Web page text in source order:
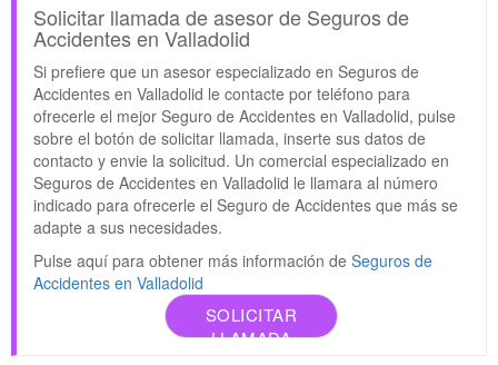
Solicitar llamada de asesor de Seguros de
Accidentes en Valladolid
Si prefiere que un asesor especializado en Seguros de
Accidentes en Valladolid le contacte por teléfono para
ofrecerle el mejor Seguro de Accidentes en Valladolid, pulse
sobre el botón de solicitar llamada, inserte sus datos de
contacto y envie la solicitud. Un comercial especializado en
Seguros de Accidentes en Valladolid le llamara al número
indicado para ofrecerle el Seguro de Accidentes que más se
adapte a sus necesidades.
Pulse aquí para obtener más información de Seguros de
Accidentes en Valladolid
SOLICITAR
LLAMADA